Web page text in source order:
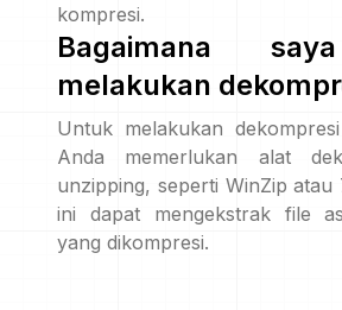
kompresi.
Bagaimana
melakukan
Untuk melakukan
Anda memerlukan alat
unzipping, seperti WinZip
ini dapat mengekstrak file
yang dikompresi.